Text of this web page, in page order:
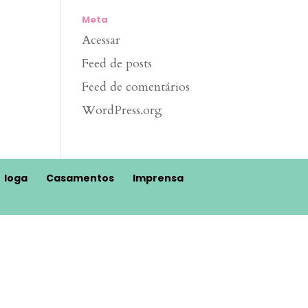
Meta
Acessar
Feed de posts
Feed de comentários
WordPress.org
Ioga Casamentos
Imprensa